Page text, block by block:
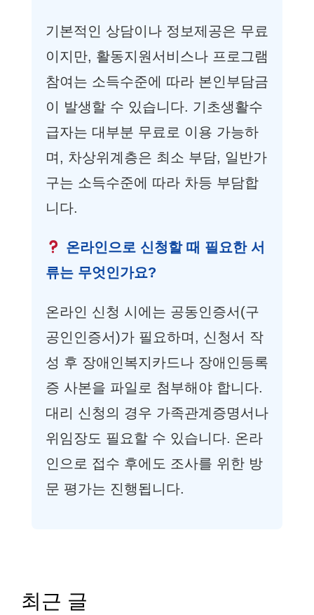
기본적인 상담이나 정보제공은 무료
이지만, 활동지원서비스나 프로그램
참여는 소득수준에 따라 본인부담금
이 발생할 수 있습니다. 기초생활수
급자는 대부분 무료로 이용 가능하
며, 차상위계층은 최소 부담, 일반가
구는 소득수준에 따라 차등 부담합
니다.
온라인으로 신청할 때 필요한 서
류는 무엇인가요?
온라인 신청 시에는 공동인증서(구
공인인증서)가 필요하며, 신청서 작
성 후 장애인복지카드나 장애인등록
증 사본을 파일로 첨부해야 합니다.
대리 신청의 경우 가족관계증명서나
위임장도 필요할 수 있습니다. 온라
인으로 접수 후에도 조사를 위한 방
문 평가는 진행됩니다.
최근 글